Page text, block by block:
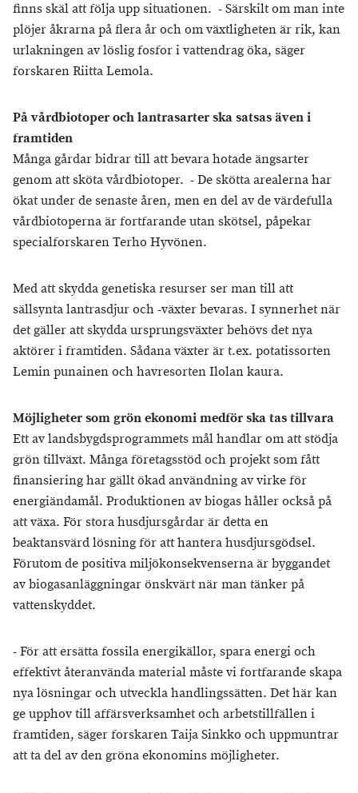
finns skäl att följa upp situationen. - Särskilt om man inte
plöjer åkrarna på flera år och om växtligheten är rik, kan
urlakningen av löslig fosfor i vattendrag öka, säger
forskaren Riitta Lemola.
På vårdbiotoper och lantrasarter ska satsas även i
framtiden
Många gårdar bidrar till att bevara hotade ängsarter
genom att sköta vårdbiotoper. - De skötta arealerna har
ökat under de senaste åren, men en del av de värdefulla
vårdbiotoperna är fortfarande utan skötsel, påpekar
specialforskaren Terho Hyvönen.
Med att skydda genetiska resurser ser man till att
sällsynta lantrasdjur och -växter bevaras. I synnerhet när
det gäller att skydda ursprungsväxter behövs det nya
aktörer i framtiden. Sådana växter är t.ex. potatissorten
Lemin punainen och havresorten Ilolan kaura.
Möjligheter som grön ekonomi medför ska tas tillvara
Ett av landsbygdsprogrammets mål handlar om att stödja
grön tillväxt. Många företagsstöd och projekt som fått
finansiering har gällt ökad användning av virke för
energiändamål. Produktionen av biogas håller också på
att växa. För stora husdjursgårdar är detta en
beaktansvärd lösning för att hantera husdjursgödsel.
Förutom de positiva miljökonsekvenserna är byggandet
av biogasanläggningar önskvärt när man tänker på
vattenskyddet.
- För att ersätta fossila energikällor, spara energi och
effektivt återanvända material måste vi fortfarande skapa
nya lösningar och utveckla handlingssätten. Det här kan
ge upphov till affärsverksamhet och arbetstillfällen i
framtiden, säger forskaren Taija Sinkko och uppmuntrar
att ta del av den gröna ekonomins möjligheter.